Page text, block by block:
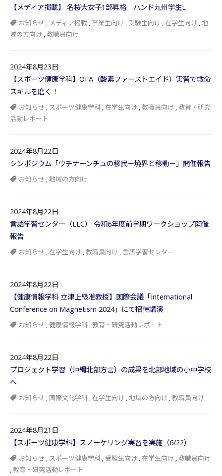
【メディア掲載】 名桜大女子1部昇格 ハンド九州学生L
お知らせ , メディア掲載 ,卒業生向け , 受験生向け ,在学生向け ,地
域の方向け , 教職員向け
2024年8月23日
【スポーツ健康学科】OFA（酸素ファーストエイド）実習で救命
スキルを磨く！
お知らせ , スポーツ健康学科 ,在学生向け , 教職員向け , 教育・研究
活動レポート
2024年8月22日
シンポジウム「ウチナーンチュの移民－境界と移動－」開催報告
お知らせ ,地域の方向け
2024年8月22日
言語学習センター（LLC） 令和6年度前学期ワークショップ開催
報告
お知らせ ,在学生向け , 教職員向け , 言語学習センター
2024年8月22日
【健康情報学科 立津上級准教授】国際会議「International
Conference on Magnetism 2024」にて招待講演
お知らせ ,健康情報学科 , 教育・研究活動レポート
2024年8月22日
プロジェクト学習（沖縄北部方言）の成果を北部地域の小中学校
へ
お知らせ , 国際文化学科 ,在学生向け ,地域の方向け , 教職員向け
2024年8月21日
【スポーツ健康学科】スノーケリング実習を実施（6/22）
お知らせ , スポーツ健康学科 , 受験生向け ,在学生向け , 教職員向け
, 教育・研究活動レポート